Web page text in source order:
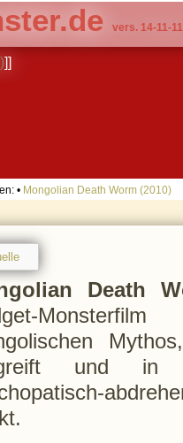
]]
vers. 14-11-11
• Mongolian Death Worm (2010)
Death
und in